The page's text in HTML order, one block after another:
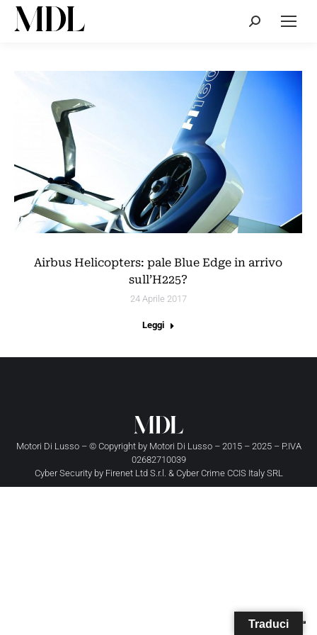
Cerca:
Airbus Helicopters: pale Blue Edge in arrivo
sull’H225?
24 Aprile 2017
Leggi
Motori Di Lusso – © Copyright by Motori Di Lusso– 2015 – 2025 – P.IVA
02682710039
Cyber Security by Firenet Ltd S.r.l. & Cyber Crime CCIS Italy SRL
Traduci